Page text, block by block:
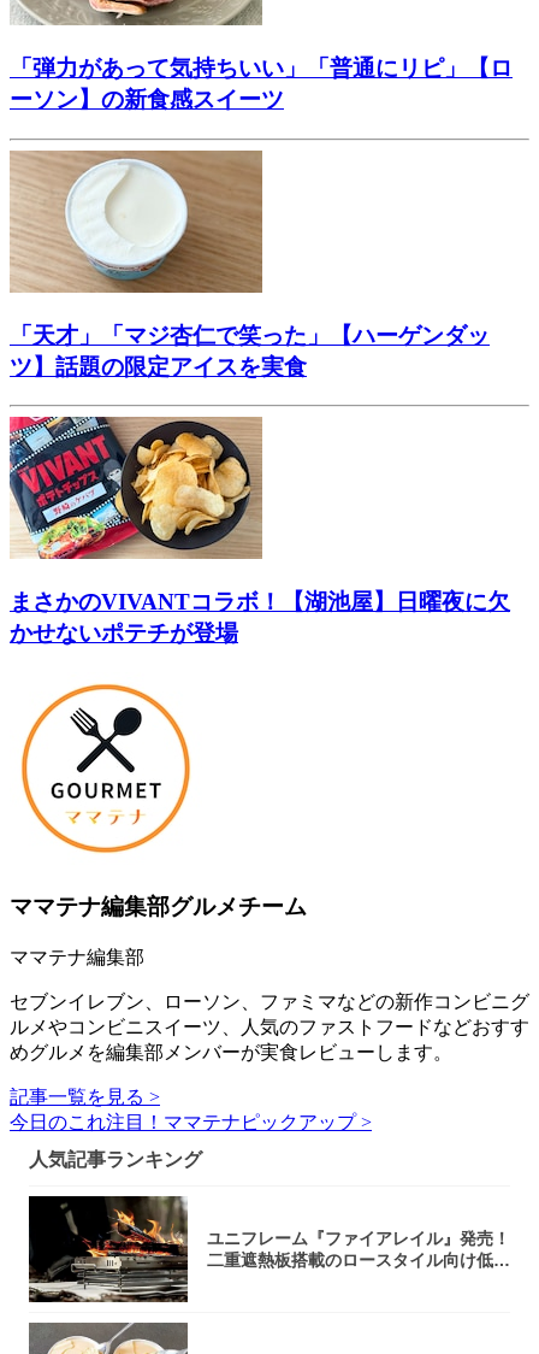
「弾力があって気持ちいい」「普通にリピ」【ロ
ーソン】の新食感スイーツ
「天才」「マジ杏仁で笑った」【ハーゲンダッ
ツ】話題の限定アイスを実食
まさかのVIVANTコラボ！【湖池屋】日曜夜に欠
かせないポテチが登場
ママテナ編集部グルメチーム
ママテナ編集部
セブンイレブン、ローソン、ファミマなどの新作コンビニグ
ルメやコンビニスイーツ、人気のファストフードなどおすす
めグルメを編集部メンバーが実食レビューします。
記事一覧を見る >
今日のこれ注目！ママテナピックアップ >
人気記事ランキング
ユニフレーム『ファイアレイル』発売！
二重遮熱板搭載のロースタイル向け低型